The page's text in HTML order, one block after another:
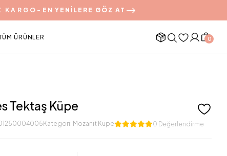
KARGO - EN YENİLERE GÖZ AT
ÜRÜNLER 0
Tektaş Küpe
Kategori: Mozanit Küpe 0 Değerlendirme